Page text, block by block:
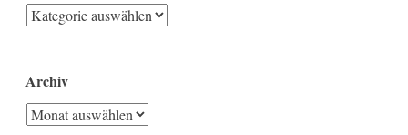
Kategorien
Archiv
Archiv